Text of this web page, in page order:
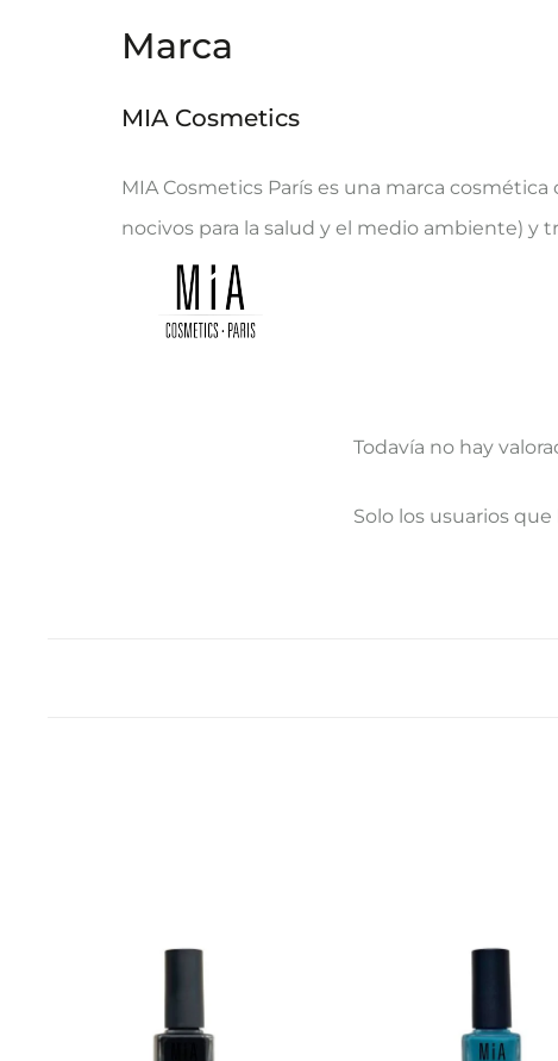
Marca
MIA Cosmetics
MIA Cosmetics París es una marca
nocivos para la salud y el medio ambiente) y
V
Todavía no hay
Solo los usuarios